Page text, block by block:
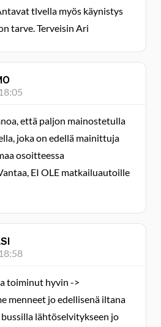
tlvella myös käynistys
tarve. Terveisin Ari
että paljon mainostetulla
joka on edellä mainittuja
osoitteessa
EI OLE matkailuautoille
toiminut hyvin ->
menneet jo edellisenä iltana
lähtöselvitykseen jo